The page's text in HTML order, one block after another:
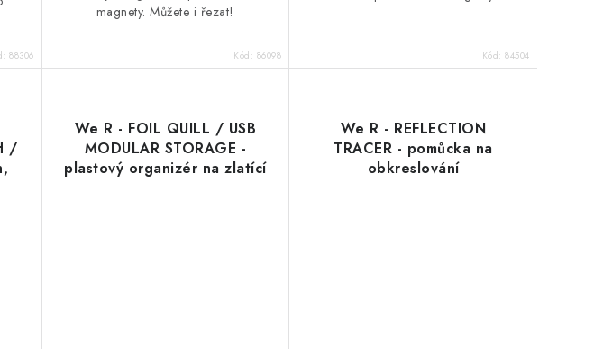
88306
magnety. Můžete i řezat!
Kód: 86098 Kód:84504
/
We R - FOIL QUILL / USB
MODULAR STORAGE -
plastový organizér na zlatící
We R - REFLECTION
TRACER - pomůcka na
obkreslování